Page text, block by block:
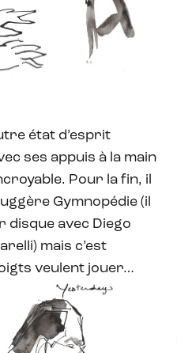
état d’esprit
ses appuis à la main
Pour la fin, il
Gymnopédie (il
avec Diego
mais c’est
veulent jouer…